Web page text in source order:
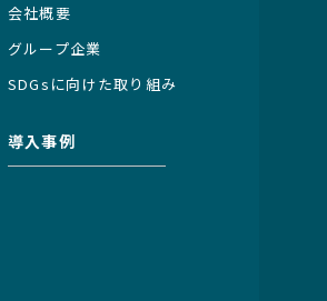
会社概要
グループ企業
SDGsに向けた取り組み
導入事例